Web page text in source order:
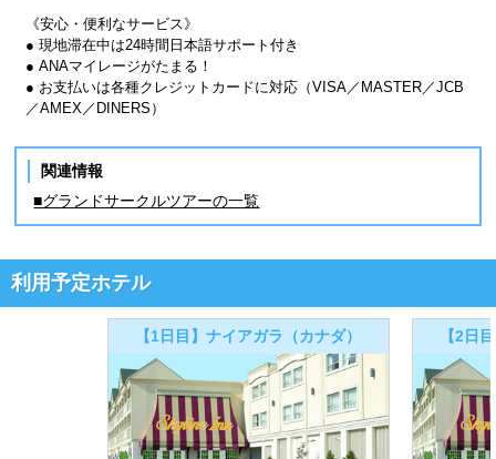
《安心・便利なサービス》
● 現地滞在中は24時間日本語サポート付き
● ANAマイレージがたまる！
● お支払いは各種クレジットカードに対応（VISA／MASTER／JCB
／AMEX／DINERS）
関連情報
■グランドサークルツアーの一覧
利用予定ホテル
【1日目】ナイアガラ（カナダ） 【2日